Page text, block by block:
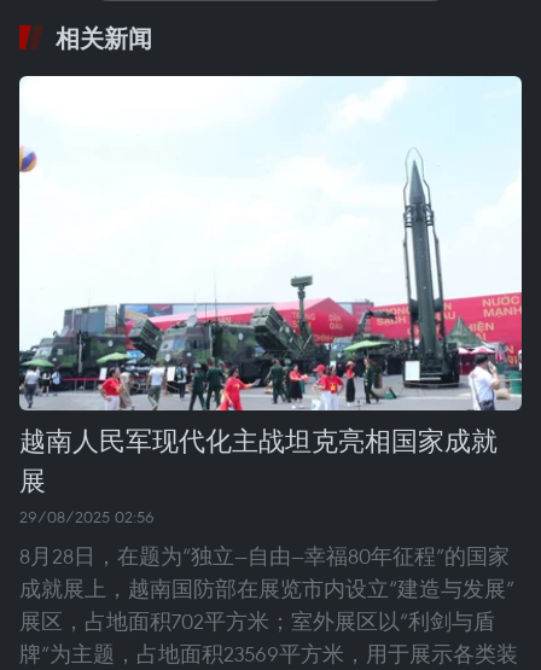
相关新闻
越南人民军现代化主战坦克亮相国家成就
展
29/08/2025 02:56
8月28日，在题为“独立—自由—幸福80年征程”的国家
成就展上，越南国防部在展览市内设立“建造与发展”
展区，占地面积702平方米；室外展区以“利剑与盾
牌”为主题，占地面积23569平方米，用于展示各类装